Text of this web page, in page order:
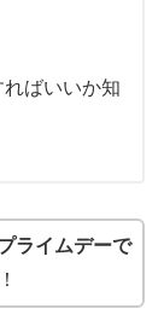
ばいいか知
ライムデーで